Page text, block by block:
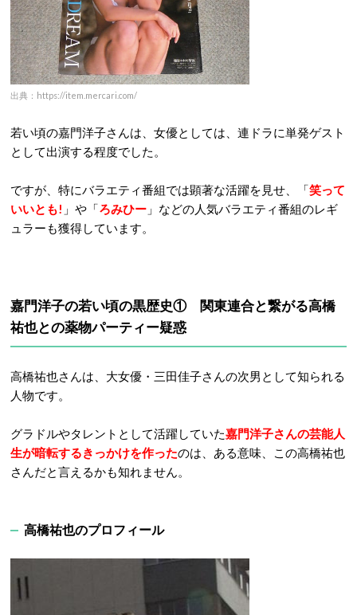
出典：https://item.mercari.com/
若い頃の嘉門洋子さんは、女優としては、連ドラに単発ゲスト
として出演する程度でした。
ですが、特にバラエティ番組では顕著な活躍を見せ、「笑って
いいとも! 」や「ろみひー 」などの人気バラエティ番組のレギ
ュラーも獲得しています。
嘉門洋子の若い頃の黒歴史① 関東連合と繋がる高橋
祐也との薬物パーティー疑惑
高橋祐也さんは、大女優・三田佳子さんの次男として知られる
人物です。
グラドルやタレントとして活躍していた嘉門洋子さんの芸能人
生が暗転するきっかけを作ったのは、ある意味、この高橋祐也
さんだと言えるかも知れません。
高橋祐也のプロフィール